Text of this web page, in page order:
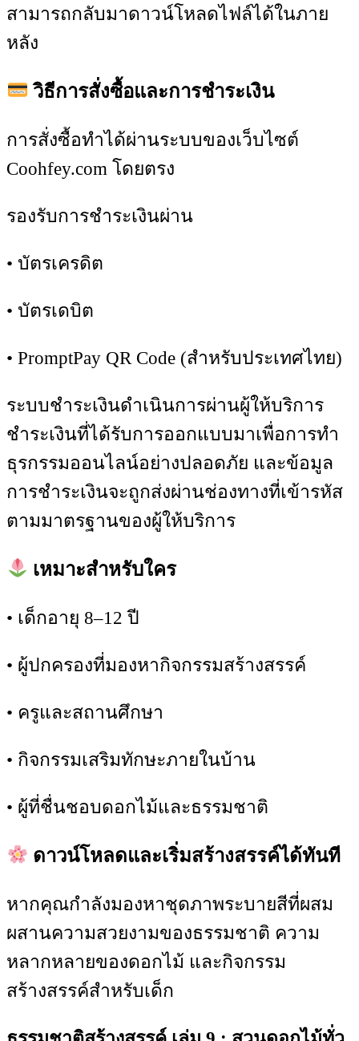
สามารถกลับมาดาวน์โหลดไฟล์ได้ในภาย
หลัง
วิธีการสั่งซื้อและการชำระเงิน
การสั่งซื้อทำได้ผ่านระบบของเว็บไซต์
Coohfey.com โดยตรง
รองรับการชำระเงินผ่าน
• บัตรเครดิต
• บัตรเดบิต
• PromptPay QR Code (สำหรับประเทศไทย)
ระบบชำระเงินดำเนินการผ่านผู้ให้บริการ
ชำระเงินที่ได้รับการออกแบบมาเพื่อการทำ
ธุรกรรมออนไลน์อย่างปลอดภัย และข้อมูล
การชำระเงินจะถูกส่งผ่านช่องทางที่เข้ารหัส
ตามมาตรฐานของผู้ให้บริการ
เหมาะสำหรับใคร
• เด็กอายุ 8–12 ปี
• ผู้ปกครองที่มองหากิจกรรมสร้างสรรค์
• ครูและสถานศึกษา
• กิจกรรมเสริมทักษะภายในบ้าน
• ผู้ที่ชื่นชอบดอกไม้และธรรมชาติ
ดาวน์โหลดและเริ่มสร้างสรรค์ได้ทันที
หากคุณกำลังมองหาชุดภาพระบายสีที่ผสม
ผสานความสวยงามของธรรมชาติ ความ
หลากหลายของดอกไม้ และกิจกรรม
สร้างสรรค์สำหรับเด็ก